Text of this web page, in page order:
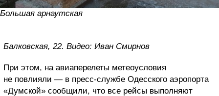
Большая арнаутская
Балковская, 22. Видео: Иван Смирнов
При этом, на авиаперелеты метеоусловия
не повлияли — в пресс-службе Одесского аэропорта
«Думской» сообщили, что все рейсы выполняют